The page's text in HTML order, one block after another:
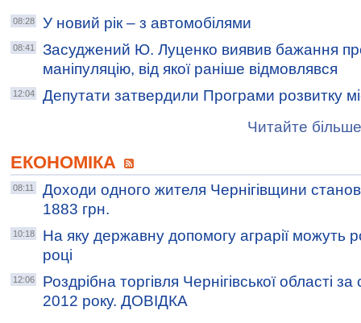
08:28 У новий рік – з автомобілями
08:41
Засуджений Ю. Луценко виявив бажання
маніпуляцію, від якої раніше відмовлявся
12:04
Депутати затвердили Програми розвитку
Читайте
ЕКОНОМІКА
08:11
Доходи одного жителя Чернігівщини
1883 грн.
10:18
На яку державну допомогу аграрії можуть
році
12:06
Роздрібна торгівля Чернігівської області
2012 року. ДОВІДКА